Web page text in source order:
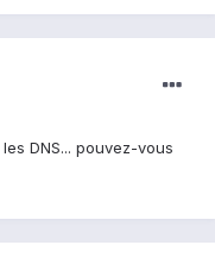
DNS... pouvez-vous